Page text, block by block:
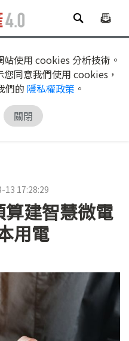
使用 cookies 分析技術。
同意我們使用 cookies，
們的 隱私權政策 。
關閉
13 17:28:29
建智慧微電
用電